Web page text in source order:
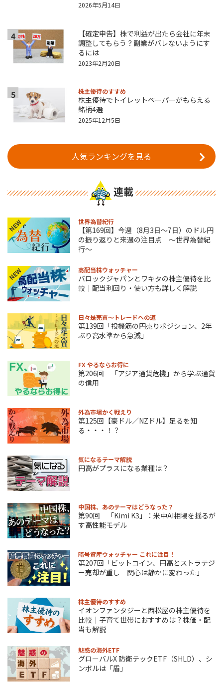
2026年5月14日
4
【確定申告】株で利益が出たら会社に年末
調整してもらう？副業がバレないようにす
るには
2023年2月20日
5 株主優待のすすめ
株主優待でトイレットペーパーがもらえる
銘柄4選
2025年12月5日
人気ランキングを見る
連載
NEW 世界為替紀行
【第169回】今週（8月3日～7日）のドル円
の振り返りと来週の注目点 ～世界為替紀
行～
NEW 高配当株ウォッチャー
バロックジャパンとワキタの株主優待を比
較｜配当利回り・使い方も詳しく解説
日々是売買～トレードへの道
第139回「投機筋の円売りポジション、2年
ぶり高水準から急減」
FX やるならお得に
第206回 「アジア通貨危機」から学ぶ通貨
の信用
外為市場かく戦えり
第125回【豪ドル／NZドル】足るを知
る・・・！？
気になるテーマ解説
円高がプラスになる業種は？
中国株、あのテーマはどうなった？
第90回 「Kimi K3」：米中AI相場を揺るが
す高性能モデル
暗号資産ウォッチャー これに注目！
第207回「ビットコイン、円高とストラテジ
ー売却が重し 関心は静かに変わった」
株主優待のすすめ
イオンファンタジーと西松屋の株主優待を
比較｜子育て世帯におすすめは？株価・配
当も解説
魅惑の海外ETF
グローバルX 防衛テックETF（SHLD）、シ
ンボルは「盾」